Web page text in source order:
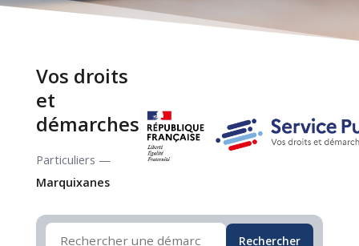
Vos droits
et
démarches
Particuliers —
Marquixanes
Rechercher